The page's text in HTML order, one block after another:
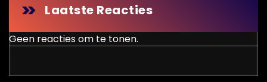
Laatste Reacties
Geen reacties om te tonen.